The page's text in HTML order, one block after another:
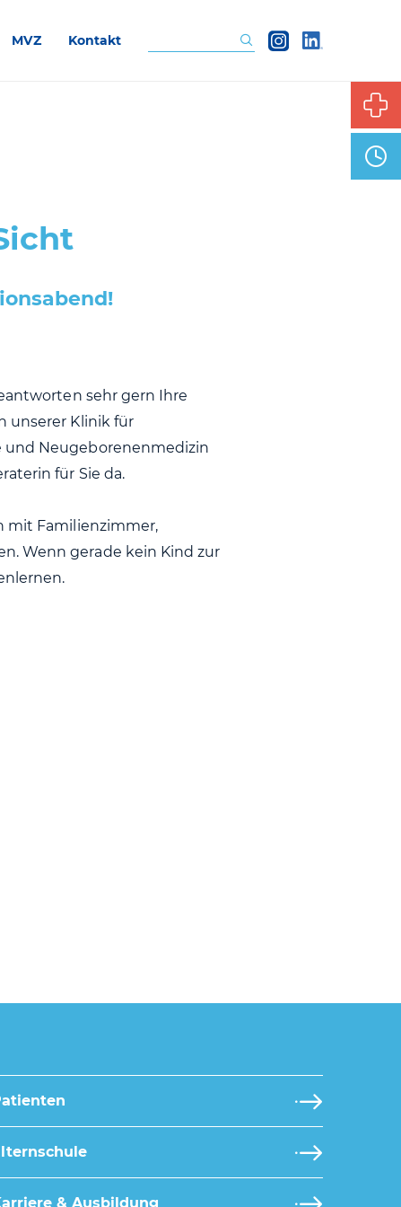
MVZ Kontakt
sehr gern Ihre
unserer Klinik für
und Neugeborenenmedizin
für Sie da.
mit Familienzimmer,
Wenn gerade kein Kind zur
& Ausbildung